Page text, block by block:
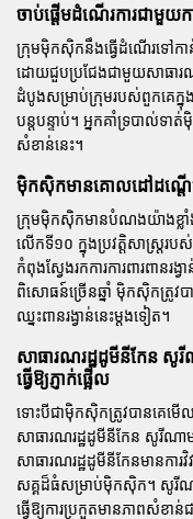
ចាប់ផ្តើមដំណើរការជាមួយ
ក្រុមម៉ិកស៊ិកនឹងធ្វើដំណើរទៅកា
ដោយជួបប្រជែងជាមួយសាធារណ
ដំបូងសម្រាប់ក្រុមរបស់ពួកគេក្នុងក
បន្តបន្ទាប់។ អ្នកគាំទ្របាល់ទ
សំខាន់នេះ។
ម៉ិកស៊ិកមានគោលដៅដណ្តើ
ក្រុមម៉ិកស៊ិកមានបំណងយ៉ាងខ្លាំងក្
លើកទី១០ ក្នុងប្រវត្តិសាស្ត្ររ
កំពុងស្វែងរកការការពារពានរ
ពិសោធន៍ច្រើនឆ្នាំ ម៉ិកស៊ិកត្រូវ
ឈ្នះពានរង្វាន់នេះម្តងទៀត។
សាធារណរដ្ឋដូមីនីកែន សូរី
ធ្វើឱ្យភ្ញាក់ផ្អើល
ទោះបីជាម៉ិកស៊ិកត្រូវបានគេមើ
សាធារណរដ្ឋដូមីនីកែន សូរីណាម
សាធារណរដ្ឋដូមីនីកែនមានការ
សគ្គដ៏ធំសម្រាប់ម៉ិកស៊ិក។ សូរីណា
ធ្វើឱ្យការប្រកួតមានភាពសំខា